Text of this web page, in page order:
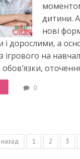
дитини.
нові
і дорослими, а
ігрового на
0
назад 1 2 3